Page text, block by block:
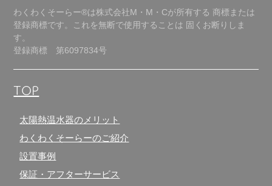
わくわくそーらー®は株式会社M・M・Cが所有する 商標または
登録商標です。これを無断で使用することは 固くお断りしま
す。
登録商標 第6097834号
TOP
太陽熱温水器のメリット
わくわくそーらーのご紹介
設置事例
保証・アフターサービス